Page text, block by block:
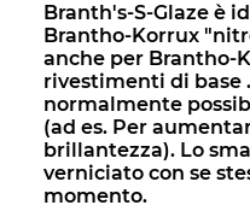
Branth's-S-Glaze è
Brantho-Korrux
anche per Brantho-
rivestimenti di base
normalmente
(ad es. Per
brillantezza). Lo
verniciato con se
momento.